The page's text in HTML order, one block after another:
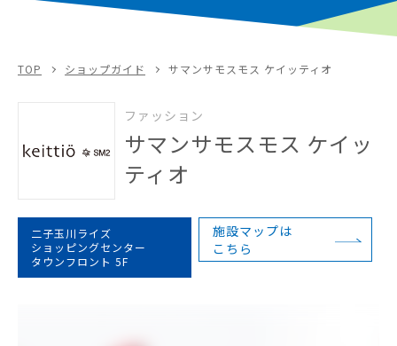
TOP ショップガイド サマンサモスモス ケイッティオ
ファッション
サマンサモスモス ケイッ
ティオ
二子玉川ライズ
ショッピングセンター
タウンフロント 5F
施設マップは
こちら